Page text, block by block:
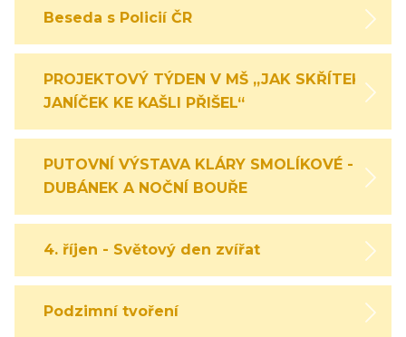
Beseda s Policií ČR
PROJEKTOVÝ TÝDEN V MŠ „JAK SKŘÍTEK
JANÍČEK KE KAŠLI PŘIŠEL“
PUTOVNÍ VÝSTAVA KLÁRY SMOLÍKOVÉ -
DUBÁNEK A NOČNÍ BOUŘE
4. říjen - Světový den zvířat
Podzimní tvoření